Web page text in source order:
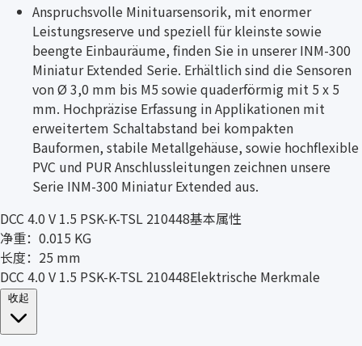
Anspruchsvolle Minituarsensorik, mit enormer
Leistungsreserve und speziell für kleinste sowie
beengte Einbauräume, finden Sie in unserer INM-300
Miniatur Extended Serie. Erhältlich sind die Sensoren
von Ø 3,0 mm bis M5 sowie quaderförmig mit 5 x 5
mm. Hochpräzise Erfassung in Applikationen mit
erweitertem Schaltabstand bei kompakten
Bauformen, stabile Metallgehäuse, sowie hochflexible
PVC und PUR Anschlussleitungen zeichnen unsere
Serie INM-300 Miniatur Extended aus.
DCC 4.0 V 1.5 PSK-K-TSL 210448基本属性
净重：0.015 KG
长度：25 mm
DCC 4.0 V 1.5 PSK-K-TSL 210448Elektrische Merkmale